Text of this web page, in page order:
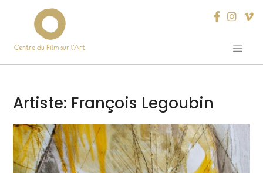
Centre du Film sur l’Art
Artiste: François Legoubin